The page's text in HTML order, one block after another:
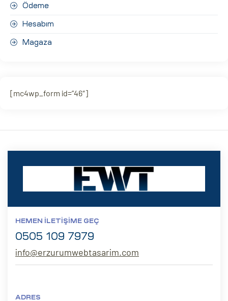
Ödeme
Hesabım
Magaza
[mc4wp_form id=”46″]
HEMEN İLETIŞIME GEÇ
0505 109 7979
info@erzurumwebtasarim.com
ADRES